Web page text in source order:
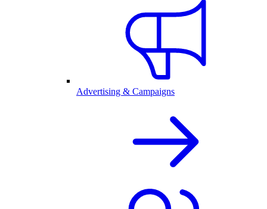
Advertising & Campaigns